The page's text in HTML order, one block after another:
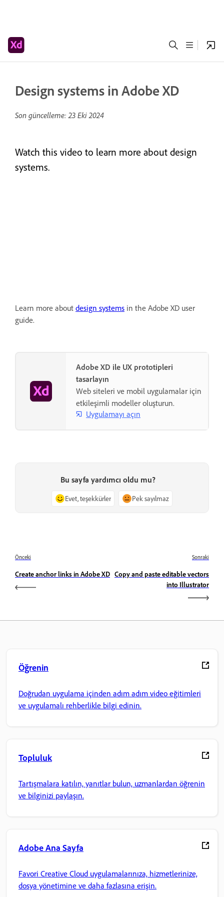
Design systems in Adobe XD
Son güncelleme:23 Eki 2024
Watch this video to learn more about design
systems.
Learn more about design systems in the Adobe XD user
guide.
Adobe XD ile UX prototipleri
tasarlayın
Web siteleri ve mobil uygulamalar için
etkileşimli modeller oluşturun.
Uygulamayı açın
Bu sayfa yardımcı oldu mu?
Evet, teşekkürler Pek sayılmaz
Önceki
Create anchor links in Adobe XD
Sonraki
Copy and paste editable vectors
into Illustrator
Öğrenin
Doğrudan uygulama içinden adım adım video eğitimleri
ve uygulamalı rehberlikle bilgi edinin.
Topluluk
Tartışmalara katılın, yanıtlar bulun, uzmanlardan öğrenin
ve bilginizi paylaşın.
Adobe Ana Sayfa
Favori Creative Cloud uygulamalarınıza, hizmetlerinize,
dosya yönetimine ve daha fazlasına erişin.